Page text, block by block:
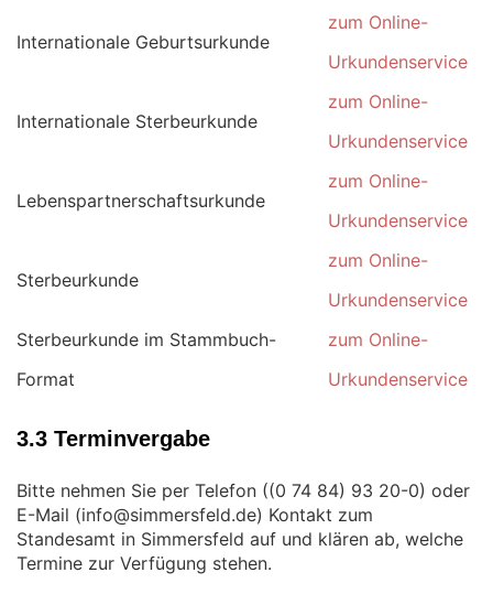
Internationale Geburtsurkunde
zum Online-
Urkundenservice
Internationale Sterbeurkunde
zum Online-
Urkundenservice
Lebenspartnerschaftsurkunde
zum Online-
Urkundenservice
Sterbeurkunde
zum Online-
Urkundenservice
Sterbeurkunde im Stammbuch-
Format
zum Online-
Urkundenservice
3.3 Terminvergabe
Bitte nehmen Sie per Telefon (
) oder
E-Mail (
) Kontakt zum
Standesamt in Simmersfeld auf und klären ab, welche
Termine zur Verfügung stehen.